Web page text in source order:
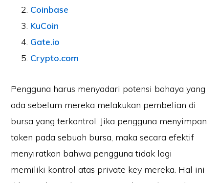
Coinbase
KuCoin
Gate.io
Crypto.com
Pengguna harus menyadari potensi bahaya yang
ada sebelum mereka melakukan pembelian di
bursa yang terkontrol. Jika pengguna menyimpan
token pada sebuah bursa, maka secara efektif
menyiratkan bahwa pengguna tidak lagi
memiliki kontrol atas private key mereka. Hal ini